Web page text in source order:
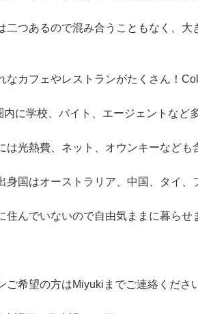
二つあるので混み合うこともなく、
なカフェやレストランがたくさん！
に学校、バイト、エージェントなど
は光熱費、ネット、オウンキーなども
身国はオーストラリア、中国、タイ、
住んでいないので自由気ままに暮らせ
ご希望の方はMiyukiまでご連絡くださ